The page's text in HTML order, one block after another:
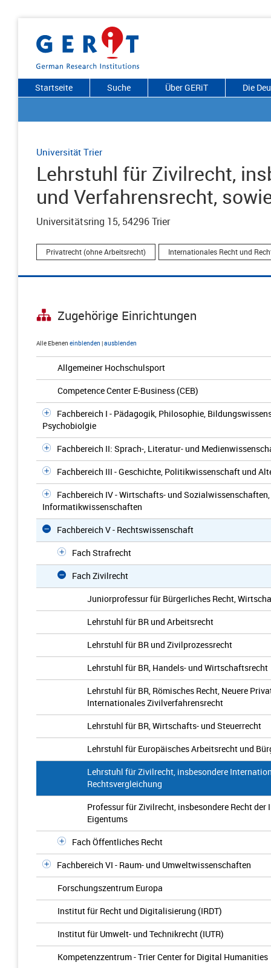
Startseite Suche Über GERiT Die
Universität Trier
Lehrstuhl für Zivilrecht,
und Verfahrensrecht,
Universitätsring 15, 54296 Trier
Privatrecht (ohne Arbeitsrecht) Internationales Recht und
Zugehörige Einrichtungen
Alle Ebenen einblenden |ausblenden
Allgemeiner Hochschulsport
Competence Center E-Business (CEB)
Fachbereich I - Pädagogik, Philosophie,
Psychobiolgie
Fachbereich II: Sprach-, Literatur- und
Fachbereich III - Geschichte, Politikwissenschaft und
Fachbereich IV - Wirtschafts- und
Informatikwissenschaften
Fachbereich V - Rechtswissenschaft
Fach Strafrecht
Fach Zivilrecht
Juniorprofessur für Bürgerliches Recht,
Lehrstuhl für BR und Arbeitsrecht
Lehrstuhl für BR und Zivilprozessrecht
Lehrstuhl für BR, Handels- und Wirtschaftsrecht
Lehrstuhl für BR, Römisches Recht, Neuere
Internationales Zivilverfahrensrecht
Lehrstuhl für BR, Wirtschafts- und Steuerrecht
Lehrstuhl für Europäisches Arbeitsrecht und
Lehrstuhl für Zivilrecht, insbesondere
Rechtsvergleichung
Professur für Zivilrecht, insbesondere Recht
Eigentums
Fach Öffentliches Recht
Fachbereich VI - Raum- und Umweltwissenschaften
Forschungszentrum Europa
Institut für Recht und Digitalisierung (IRDT)
Institut für Umwelt- und Technikrecht (IUTR)
Kompetenzzentrum - Trier Center for Digital Humanities